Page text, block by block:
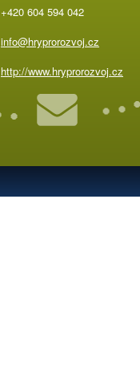
+420 604 594 042
info@hryprorozvoj.cz
http://www.hryprorozvoj.cz